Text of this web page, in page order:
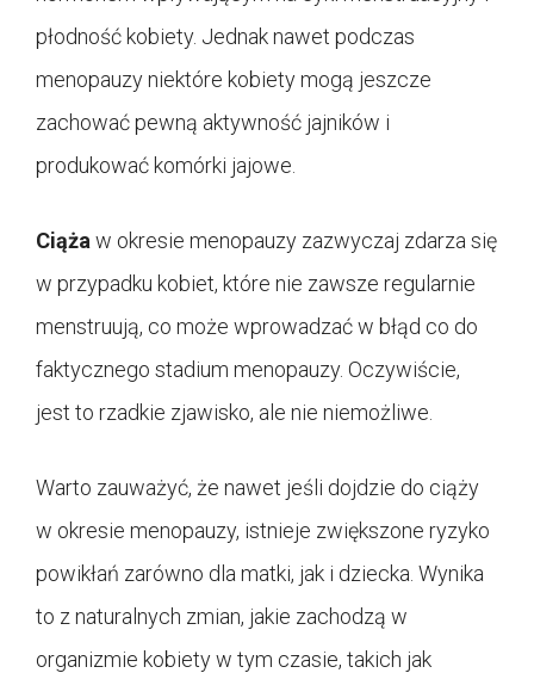
płodność kobiety. Jednak nawet podczas
menopauzy niektóre kobiety mogą jeszcze
zachować pewną aktywność jajników i
produkować komórki jajowe.
Ciąża w okresie menopauzy zazwyczaj zdarza się
w przypadku kobiet, które nie zawsze regularnie
menstruują, co może wprowadzać w błąd co do
faktycznego stadium menopauzy. Oczywiście,
jest to rzadkie zjawisko, ale nie niemożliwe.
Warto zauważyć, że nawet jeśli dojdzie do ciąży
w okresie menopauzy, istnieje zwiększone ryzyko
powikłań zarówno dla matki, jak i dziecka. Wynika
to z naturalnych zmian, jakie zachodzą w
organizmie kobiety w tym czasie, takich jak